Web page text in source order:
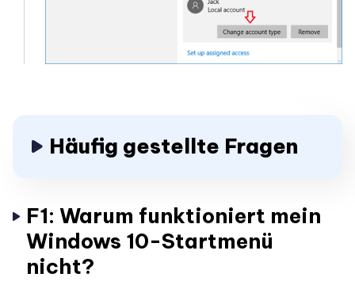
Häufig gestellte Fragen
F1: Warum funktioniert mein
Windows 10-Startmenü
nicht?